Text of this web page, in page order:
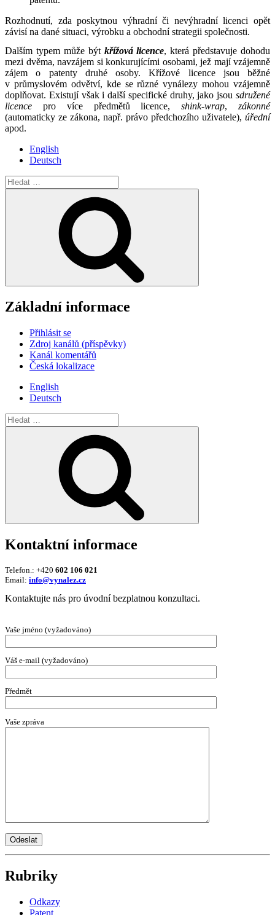
Rozhodnutí, zda poskytnou výhradní či nevýhradní licenci opět
závisí na dané situaci, výrobku a obchodní strategii společnosti.
Dalším typem může být křížová licence, která představuje dohodu
mezi dvěma, navzájem si konkurujícími osobami, jež mají vzájemně
zájem o patenty druhé osoby. Křížové licence jsou běžné
v průmyslovém odvětví, kde se různé vynálezy mohou vzájemně
doplňovat. Existují však i další specifické druhy, jako jsou sdružené
licence pro více předmětů licence,shink-wrap,zákonné
(automaticky ze zákona, např. právo předchozího uživatele), úřední
apod.
English
Deutsch
Hledat:
Základní informace
Přihlásit se
Zdroj kanálů (příspěvky)
Kanál komentářů
Česká lokalizace
English
Deutsch
Hledat:
Kontaktní informace
Telefon.: +420 602 106 021
Email: info@vynalez.cz
Kontaktujte nás pro úvodní bezplatnou konzultaci.
Vaše jméno (vyžadováno)
Váš e-mail (vyžadováno)
Předmět
Vaše zpráva
Rubriky
Odkazy
Patent